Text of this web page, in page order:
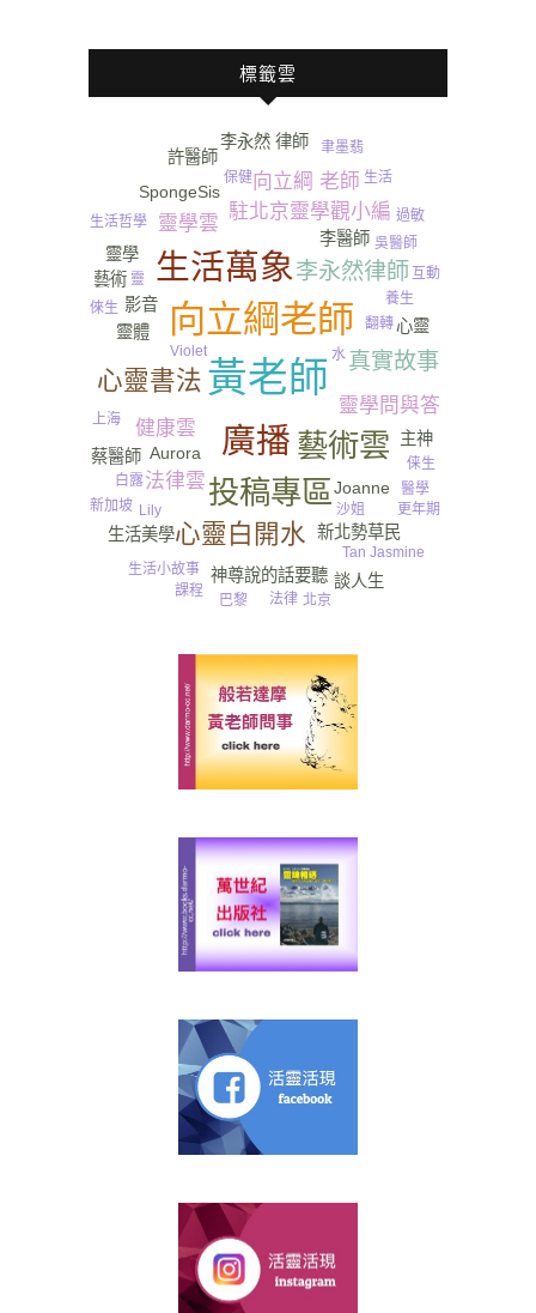
標籤雲
黃老師
向立綱老師
廣播
生活萬象
投稿專區
藝術雲
心靈白開水
心靈書法
李永然律師
真實故事
健康雲
靈學問與答
駐北京靈學觀小編
靈學雲
向立綱 老師
法律雲
心靈
李醫師
靈體
Joanne
新北勢草民
神尊說的話要聽
靈學
蔡醫師
SpongeSis
主神
李永然 律師
影音
談人生
生活美學
Aurora
藝術
許醫師
養生
Tan Jasmine
保健
上海
Lily
白露
翻轉
沙姐
醫學
生活小故事
聿墨翡
生活
法律
吳醫師
生活哲學
新加坡
課程
互動
俫生
更年期
過敏
靈
Violet
北京
巴黎
倈生
水